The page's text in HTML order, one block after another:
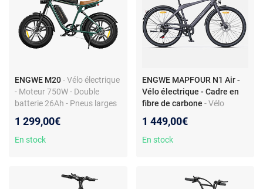
ENGWE M20- Vélo électrique
- Moteur 750W - Double
batterie 26Ah - Pneus larges
1 299,00€
En stock
ENGWE MAPFOUR N1 Air -
Vélo électrique - Cadre en
fibre de carbone - Vélo
arrière 250 W - Batterie
amovible 36 V 10 Ah -
1 449,00€
En stock